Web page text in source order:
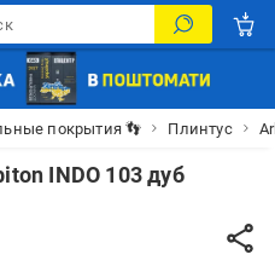
покрытия 👣 Плинтус
INDO 103 дуб